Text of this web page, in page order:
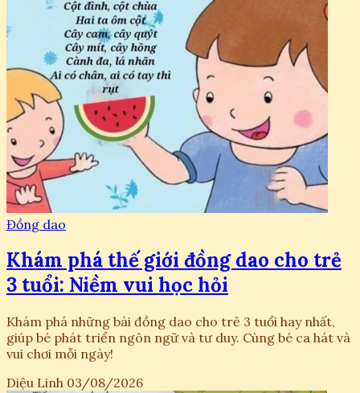
Đồng dao
Khám phá thế giới đồng dao cho trẻ
3 tuổi: Niềm vui học hỏi
Khám phá những bài đồng dao cho trẻ 3 tuổi hay nhất,
giúp bé phát triển ngôn ngữ và tư duy. Cùng bé ca hát và
vui chơi mỗi ngày!
Diệu Linh 03/08/2026